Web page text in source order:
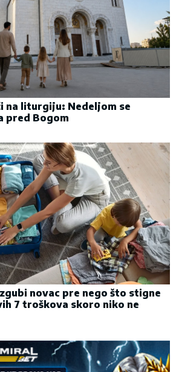
na liturgiju: Nedeljom se
pred Bogom
novac pre nego što stigne
7 troškova skoro niko ne